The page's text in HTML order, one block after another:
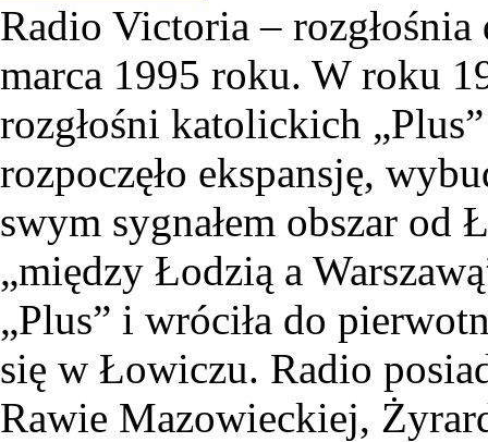
Radio Victoria –
marca 1995 roku. W roku
rozgłośni katolickich
rozpoczęło ekspansję,
swym sygnałem obszar od
„między Łodzią a
„Plus” i wróciła do
się w Łowiczu. Radio
Rawie Mazowieckiej,